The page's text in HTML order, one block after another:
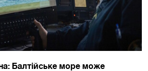
Балтійське море може